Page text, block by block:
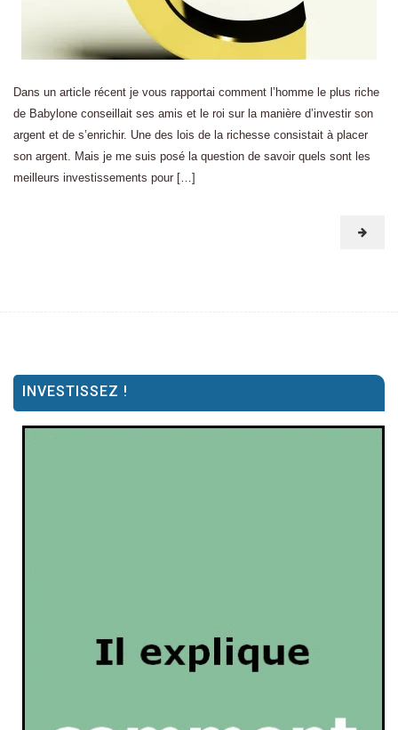
Dans un article récent je vous rapportai comment l’homme le plus riche
de Babylone conseillait ses amis et le roi sur la manière d’investir son
argent et de s’enrichir. Une des lois de la richesse consistait à placer
son argent. Mais je me suis posé la question de savoir quels sont les
meilleurs investissements pour […]
INVESTISSEZ !